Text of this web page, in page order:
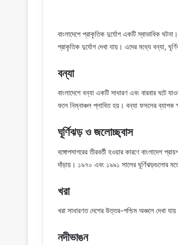
বাংলাদেশে প্রাকৃতিক দুর্যোগ একটি স্বাভাবিক
প্রাকৃতিক দুর্যোগ দেখা যায়। এদের মধ্যে বন্যা,
বন্যা
বাংলাদেশে বন্যা একটি সাধারণ এবং বারবার ঘটে
ফলে নিম্নাঞ্চল প্লাবিত হয়। বন্যা ফসলের
ঘূর্ণিঝড় ও জলোচ্ছ্বাস
বঙ্গোপসাগরের তীরবর্তী হওয়ার কারণে বাংলাদেশ
দাঁড়ায়। ১৯৭০ এবং ১৯৯১ সালের ঘূর্ণিঝড়গুলোর
খরা
খরা সাধারণত দেশের উত্তর-পশ্চিম অঞ্চলে দেখা
নদীভাঙন